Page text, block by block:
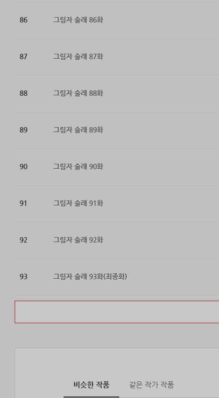
86 그림자 술래 86화
87 그림자 술래 87화
88 그림자 술래 88화
89 그림자 술래 89화
90 그림자 술래 90화
91 그림자 술래 91화
92 그림자 술래 92화
93 그림자 술래 93화(최종화)
비슷한 작품 같은 작가 작품